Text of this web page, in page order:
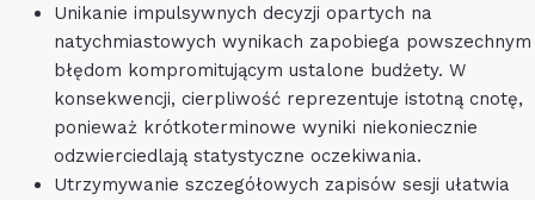
Unikanie impulsywnych decyzji opartych na
natychmiastowych wynikach zapobiega powszechnym
błędom kompromitującym ustalone budżety. W
konsekwencji, cierpliwość reprezentuje istotną cnotę,
ponieważ krótkoterminowe wyniki niekoniecznie
odzwierciedlają statystyczne oczekiwania.
Utrzymywanie szczegółowych zapisów sesji ułatwia